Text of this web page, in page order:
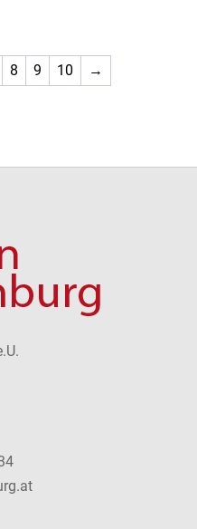
8 9 10 →